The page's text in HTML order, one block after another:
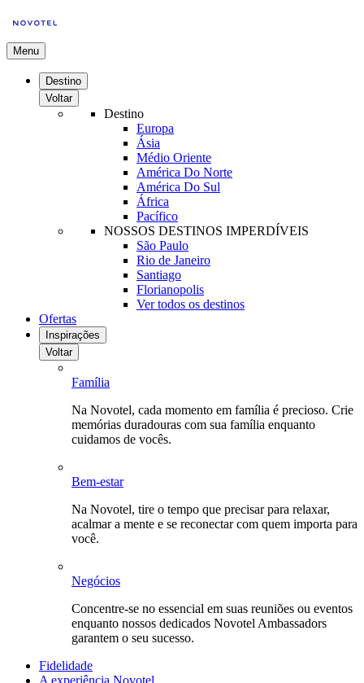
Menu
Destino
Voltar
Destino
Europa
Ásia
Médio Oriente
América Do Norte
América Do Sul
África
Pacífico
NOSSOS DESTINOS IMPERDÍVEIS
São Paulo
Rio de Janeiro
Santiago
Florianopolis
Ver todos os destinos
Ofertas
Inspirações
Voltar
Família
Na Novotel, cada momento em família é precioso. Crie
memórias duradouras com sua família enquanto
cuidamos de vocês.
Bem-estar
Na Novotel, tire o tempo que precisar para relaxar,
acalmar a mente e se reconectar com quem importa para
você.
Negócios
Concentre-se no essencial em suas reuniões ou eventos
enquanto nossos dedicados Novotel Ambassadors
garantem o seu sucesso.
Fidelidade
A experiência Novotel